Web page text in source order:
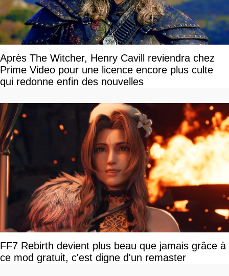
Après The Witcher, Henry Cavill reviendra chez
Prime Video pour une licence encore plus culte
qui redonne enfin des nouvelles
FF7 Rebirth devient plus beau que jamais grâce à
ce mod gratuit, c'est digne d'un remaster